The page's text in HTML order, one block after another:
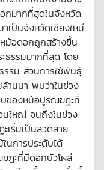
มากที่สุดในจังหวัด
ป็นจังหวัดเชียงใหม่
ม้อดอกถูกสร้างขึ้น
ธรรมมากที่สุด โดย
รม ส่วนการใช้พันธุ์
านนา พบว่าในช่วง
ของหม้อปูรณฆฏะที่
นใหญ่ จนถึงในช่วง
ริ่มเป็นลวดลาย
นการประดับได้
ฏะที่มีดอกบัวโผล่